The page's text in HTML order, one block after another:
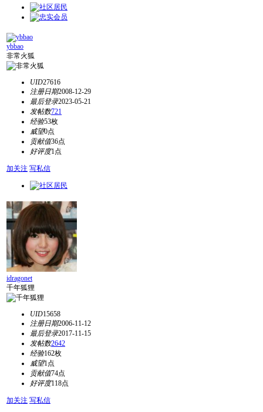
ybbao
非常火狐
UID27616
注册日期2008-12-29
最后登录2023-05-21
发帖数721
经验53枚
威望0点
贡献值36点
好评度1点
加关注 写私信
idragonet
千年狐狸
UID15658
注册日期2006-11-12
最后登录2017-11-15
发帖数2642
经验162枚
威望1点
贡献值74点
好评度118点
加关注 写私信